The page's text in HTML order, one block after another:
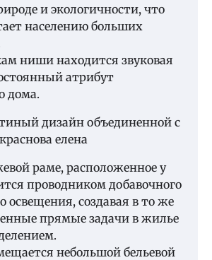
и экологичности, что
населению больших
ниши находится звуковая
атрибут
дома.
дизайн объединенной с
елена
раме, расположенное у
проводником добавочного
освещения, создавая в то же
прямые задачи в жилье
небольшой бельевой